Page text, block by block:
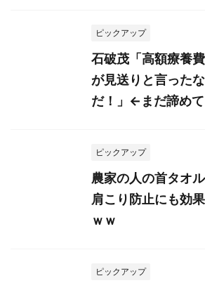
ピックアップ
石破茂「高額療養
が見送りと言った
だ！」←まだ諦め
ピックアップ
農家の人の首タオ
肩こり防止にも効
ｗｗ
ピックアップ